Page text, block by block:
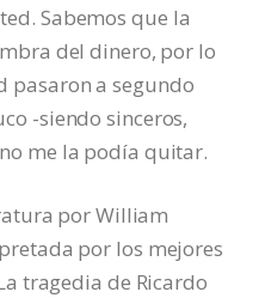
Sabemos que la
del dinero, por lo
pasaron a segundo
-siendo sinceros,
me la podía quitar.
por William
por los mejores
tragedia de Ricardo